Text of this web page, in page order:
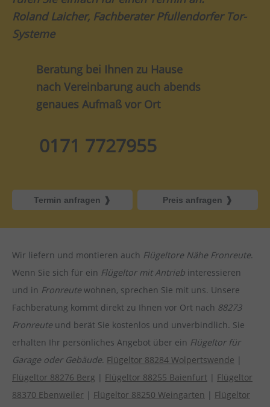
Roland Laicher, Fachberater Pfullendorfer Tor-
Systeme
Beratung bei Ihnen zu Hause
nach Vereinbarung auch abends
genaues Aufmaß vor Ort
0171 7727955
Termin anfragen Preis anfragen
Wir liefern und montieren auch Flügeltore Nähe Fronreute.
Wenn Sie sich für ein Flügeltor mit Antrieb interessieren
und in Fronreutewohnen, sprechen Sie mit uns. Unsere
Fachberatung kommt direkt zu Ihnen vor Ort nach 88273
Fronreuteund berät Sie kostenlos und unverbindlich. Sie
erhalten Ihr persönliches Angebot über ein Flügeltor für
Garage oder Gebäude. Flügeltor 88284 Wolpertswende |
Flügeltor 88276 Berg | Flügeltor 88255 Baienfurt | Flügeltor
88370 Ebenweiler | Flügeltor 88250 Weingarten | Flügeltor